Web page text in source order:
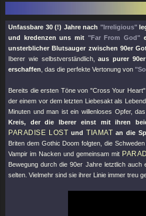
Unfassbare 30 (!) Jahre nach "Irreligious"
und kredenzen uns mit "Far From God"
unsterblicher Blutsauger zwischen 90er
Iberer wie selbstverständlich,aus purer
erschaffen , das die perfekte Vertonung von
Bereits die ersten Töne von "Cross Your Heart"
der einem vor dem letzten Liebesakt als
Minuten und man ist ein willenloses Opfer,
Kreis, der die Iberer einst mit ihren
PARADISE LOST undTIAMAT an die
Briten dem Gothic Doom folgten, die
Vampir im Nacken und gemeinsam mit
Bewegung durch die 90er Jahre letztlich
selten. Vielmehr sind sie ihrer Linie immer treu